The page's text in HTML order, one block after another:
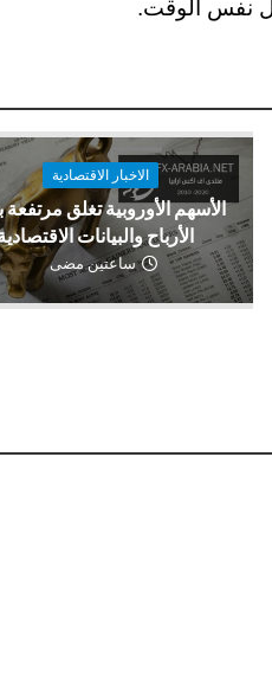
الاخبار الاقتصادية
الأسهم الأوروبية تغلق
الأرباح والبيانات
ساعتين مضى